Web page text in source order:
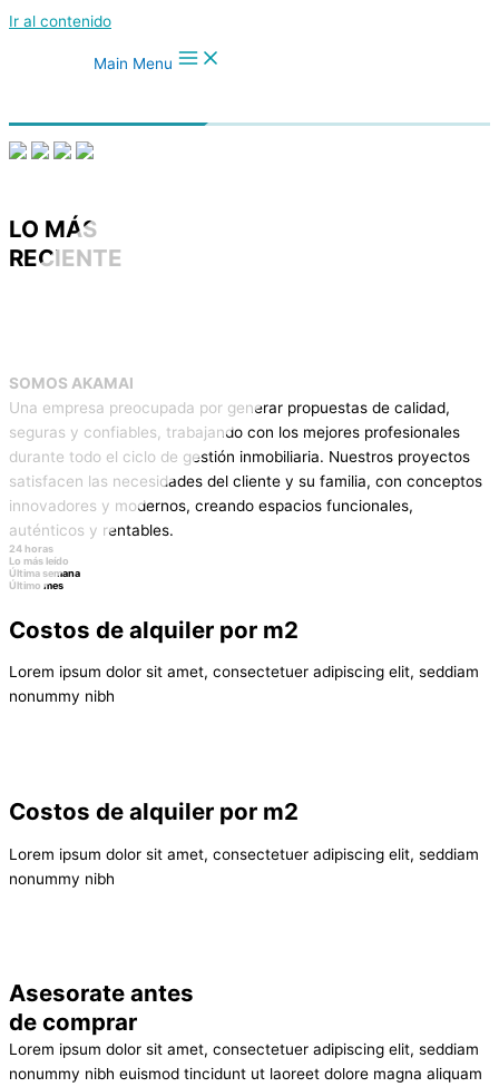
Ir al contenido
Main Menu
LO MÁS
RECIENTE
SOMOS AKAMAI
Una empresa preocupada por generar propuestas de calidad,
seguras y confiables, trabajando con los mejores profesionales
durante todo el ciclo de gestión inmobiliaria. Nuestros proyectos
satisfacen las necesidades del cliente y su familia, con conceptos
innovadores y modernos, creando espacios funcionales,
auténticos y rentables.
24 horas
Lo más leído
Última semana
Último mes
Costos de alquiler por m2
Lorem ipsum dolor sit amet, consectetuer adipiscing elit, seddiam
nonummy nibh
Costos de alquiler por m2
Lorem ipsum dolor sit amet, consectetuer adipiscing elit, seddiam
nonummy nibh
Asesorate antes
de comprar
Lorem ipsum dolor sit amet, consectetuer adipiscing elit, seddiam
nonummy nibh euismod tincidunt ut laoreet dolore magna aliquam